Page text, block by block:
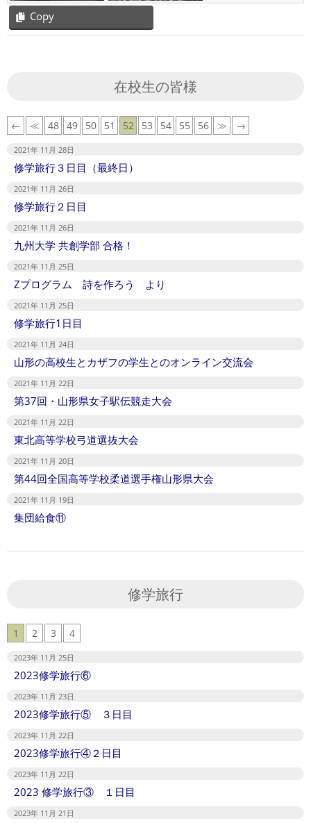
Copy
在校生の皆様
← ≪ 48 49 50 51 52 53 54 55 56 ≫ →
2021年 11月 28日
修学旅行３日目（最終日）
2021年 11月 26日
修学旅行２日目
2021年 11月 26日
九州大学 共創学部 合格！
2021年 11月 25日
Zプログラム 詩を作ろう より
2021年 11月 25日
修学旅行1日目
2021年 11月 24日
山形の高校生とカザフの学生とのオンライン交流会
2021年 11月 22日
第37回・山形県女子駅伝競走大会
2021年 11月 22日
東北高等学校弓道選抜大会
2021年 11月 20日
第44回全国高等学校柔道選手権山形県大会
2021年 11月 19日
集団給食⑪
修学旅行
1 2 3 4
2023年 11月 25日
2023修学旅行⑥
2023年 11月 23日
2023修学旅行⑤ ３日目
2023年 11月 22日
2023修学旅行④２日目
2023年 11月 22日
2023 修学旅行③ １日目
2023年 11月 21日